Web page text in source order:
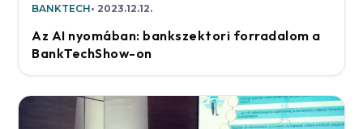
BANKTECH 2023.12.12.
Az AI nyomában: bankszektori forradalom a
BankTechShow-on